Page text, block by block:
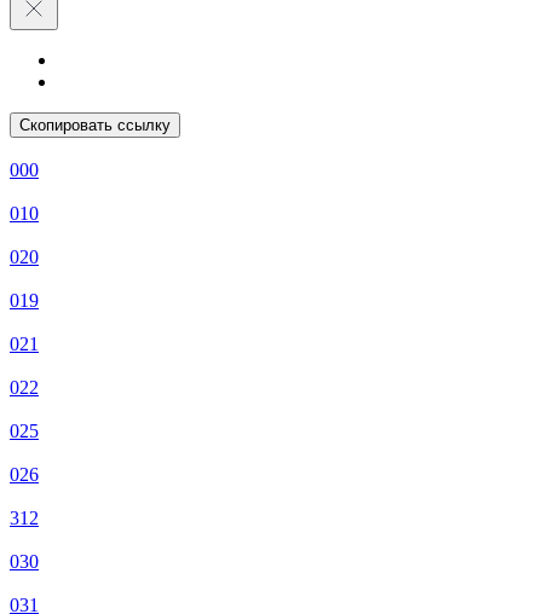
Скопировать ссылку
000
010
020
019
021
022
025
026
312
030
031